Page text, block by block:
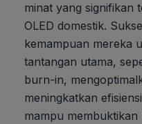
minat yang signifikan
OLED domestik.
kemampuan mereka
tantangan utama,
burn-in,
meningkatkan
mampu